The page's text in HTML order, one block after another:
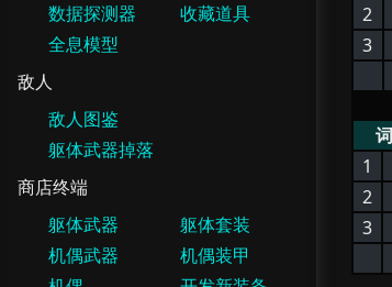
数据探测器
收藏道具
全息模型
敌人
敌人图鉴
躯体武器掉落
商店终端
躯体武器
躯体套装
机偶武器
机偶装甲
2
3
1
2
3